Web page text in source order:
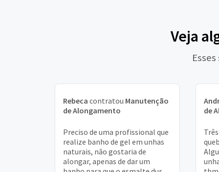
Veja
Rebeca contratou Manutenção
de Alongamento
Preciso de uma profissional que
realize banho de gel em unhas
naturais, não gostaria de
alongar, apenas de dar um
de